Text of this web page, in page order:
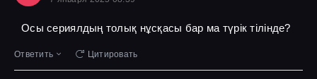
Осы сериялдың толық нұсқасы бар ма түрік тілінде?
Ответить Цитировать